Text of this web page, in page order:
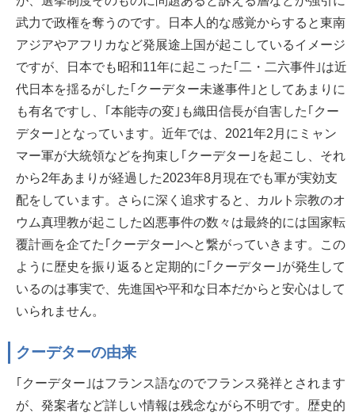
武力で政権を奪うのです。日本人的な感覚からすると東南
アジアやアフリカなど発展途上国が起こしているイメージ
ですが、日本でも昭和11年に起こった｢二・二六事件｣は近
代日本を揺るがした｢クーデター未遂事件｣としてあまりに
も有名ですし、｢本能寺の変｣も織田信長が自害した｢クー
デター｣となっています。近年では、2021年2月にミャン
マー軍が大統領などを拘束し｢クーデター｣を起こし、それ
から2年あまりが経過した2023年8月現在でも軍が実効支
配をしています。さらに深く追求すると、カルト宗教のオ
ウム真理教が起こした凶悪事件の数々は最終的には国家転
覆計画を企てた｢クーデター｣へと繋がっていきます。この
ように歴史を振り返ると定期的に｢クーデター｣が発生して
いるのは事実で、先進国や平和な日本だからと安心はして
いられません。
クーデターの由来
｢クーデター｣はフランス語なのでフランス発祥とされます
が、発案者など詳しい情報は残念ながら不明です。歴史的